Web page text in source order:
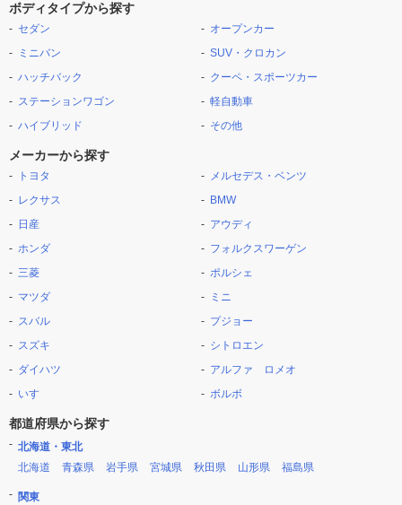
ボディタイプから探す
セダン
ミニバン
ハッチバック
ステーションワゴン
ハイブリッド
オープンカー
SUV・クロカン
クーペ・スポーツカー
軽自動車
その他
メーカーから探す
トヨタ
レクサス
日産
ホンダ
三菱
マツダ
スバル
スズキ
ダイハツ
いすゞ
メルセデス・ベンツ
BMW
アウディ
フォルクスワーゲン
ポルシェ
ミニ
プジョー
シトロエン
アルファ ロメオ
ボルボ
都道府県から探す
北海道・東北
北海道
青森県 岩手県 宮城県 秋田県 山形県 福島県
関東